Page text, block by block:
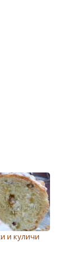
и куличи